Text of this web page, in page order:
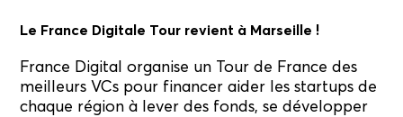
Le France Digitale Tour revient à Marseille !
France Digital organise un Tour de France des
meilleurs VCs pour financer aider les startups de
chaque région à lever des fonds, se développer